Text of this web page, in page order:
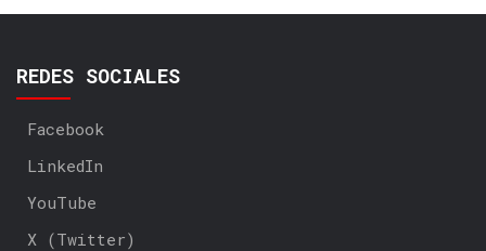
REDES SOCIALES
Facebook
LinkedIn
YouTube
X (Twitter)